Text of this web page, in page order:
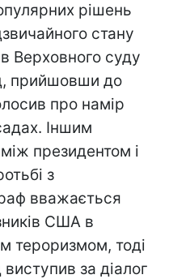
рішень
стану
Верховного суду
прийшовши до
про намір
Іншим
президентом і
з
вважається
США в
тероризмом, тоді
за діалог